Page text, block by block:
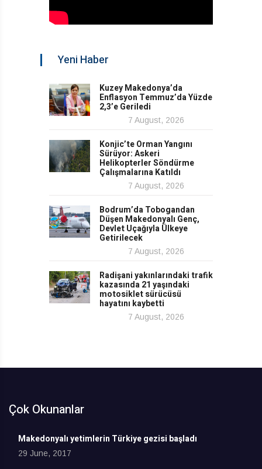
Yeni Haber
Kuzey Makedonya’da
Enflasyon Temmuz’da Yüzde
2,3’e Geriledi
7 August, 2026
Konjic’te Orman Yangını
Sürüyor: Askeri
Helikopterler Söndürme
Çalışmalarına Katıldı
7 August, 2026
Bodrum’da Tobogandan
Düşen Makedonyalı Genç,
Devlet Uçağıyla Ülkeye
Getirilecek
7 August, 2026
Radişani yakınlarındaki trafik
kazasında 21 yaşındaki
motosiklet sürücüsü
hayatını kaybetti
7 August, 2026
Çok Okunanlar
Makedonyalı yetimlerin Türkiye gezisi başladı
29 June, 2017